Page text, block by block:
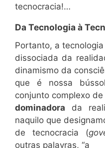
tecnocracia!…
Da Tecnologia à
Portanto, a tecnologia
dissociada da
dinamismo da
que é nossa
conjunto complexo
dominadora da
naquilo que
de tecnocracia (
outras palavras, “a